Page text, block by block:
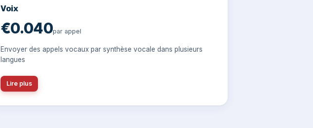
Voix
€0.040par appel
Envoyer des appels vocaux par synthèse vocale dans plusieurs
langues
Lire plus